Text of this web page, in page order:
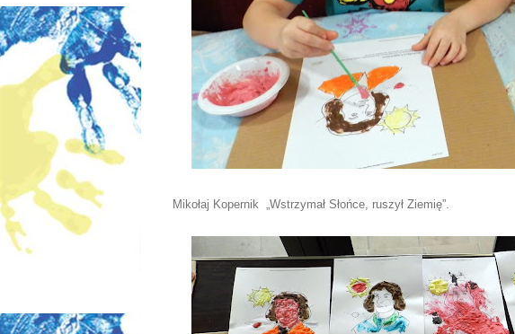
Mikołaj Kopernik „Wstrzymał Słońce, ruszył Ziemię”.